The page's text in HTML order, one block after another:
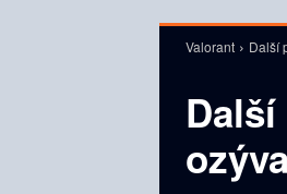
Valorant Další